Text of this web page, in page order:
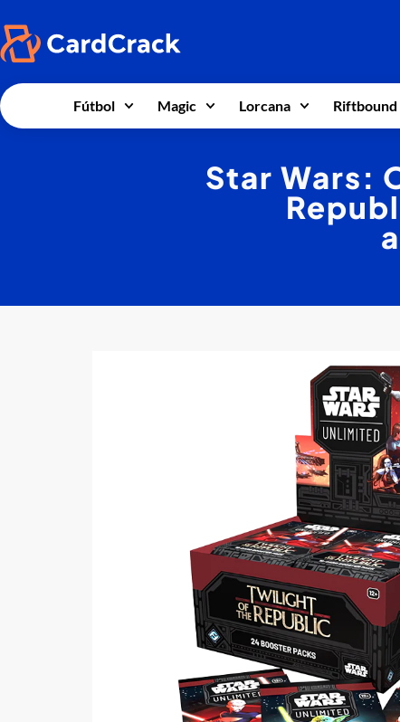
Fútbol Magic Lorcana Riftbound
Star Wars: